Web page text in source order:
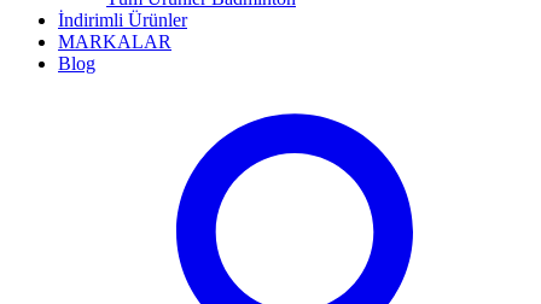
İndirimli Ürünler
MARKALAR
Blog